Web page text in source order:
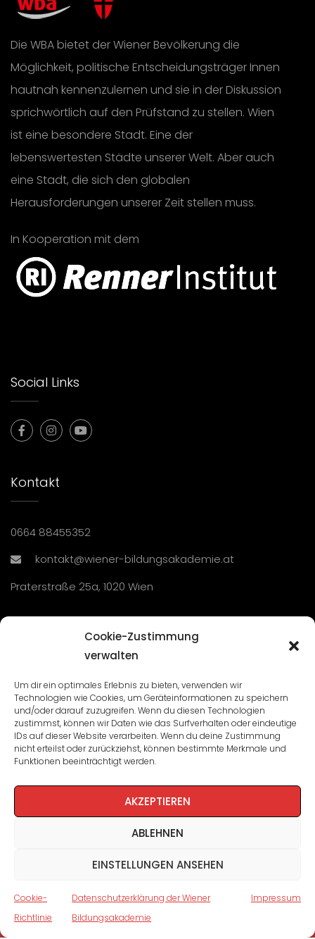
Cookie-Zustimmung
verwalten
Um dir ein optimales Erlebnis zu bieten, verwenden wir
Technologien wie Cookies, um Geräteinformationen zu speichern
und/oder darauf zuzugreifen. Wenn du diesen Technologien
zustimmst, können wir Daten wie das Surfverhalten oder eindeutige
IDs auf dieser Website verarbeiten. Wenn du deine Zustimmung
nicht erteilst oder zurückziehst, können bestimmte Merkmale und
Funktionen beeinträchtigt werden.
AKZEPTIEREN
ABLEHNEN
EINSTELLUNGEN ANSEHEN
Cookie-
Richtlinie
Datenschutzerklärung der Wiener
Bildungsakademie
Impressum
Die WBA bietet der Wiener Bevölkerung die
Möglichkeit, politische Entscheidungsträger Innen
hautnah kennenzulernen und sie in der Diskussion
sprichwörtlich auf den Prüfstand zu stellen. Wien
ist eine besondere Stadt. Eine der
lebenswertesten Städte unserer Welt. Aber auch
eine Stadt, die sich den globalen
Herausforderungen unserer Zeit stellen muss.
In Kooperation mit dem
Social Links
Kontakt
0664 88455352
kontakt@wiener-bildungsakademie.at
Praterstraße 25a, 1020 Wien
Seminare und Veranstaltungen
Lehrgänge
WBA: Direktion und Team
Impressum/Datenschutz
Cookie-Richtlinie